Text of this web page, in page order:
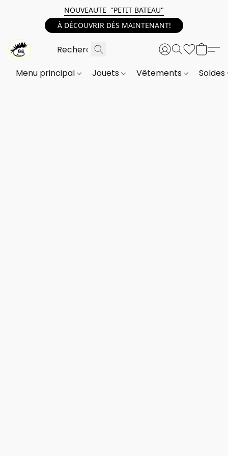
NOUVEAUTE "PETIT BATEAU"
À DÉCOUVRIR DÈS MAINTENANT!
Menu principal Jouets Vêtements Soldes